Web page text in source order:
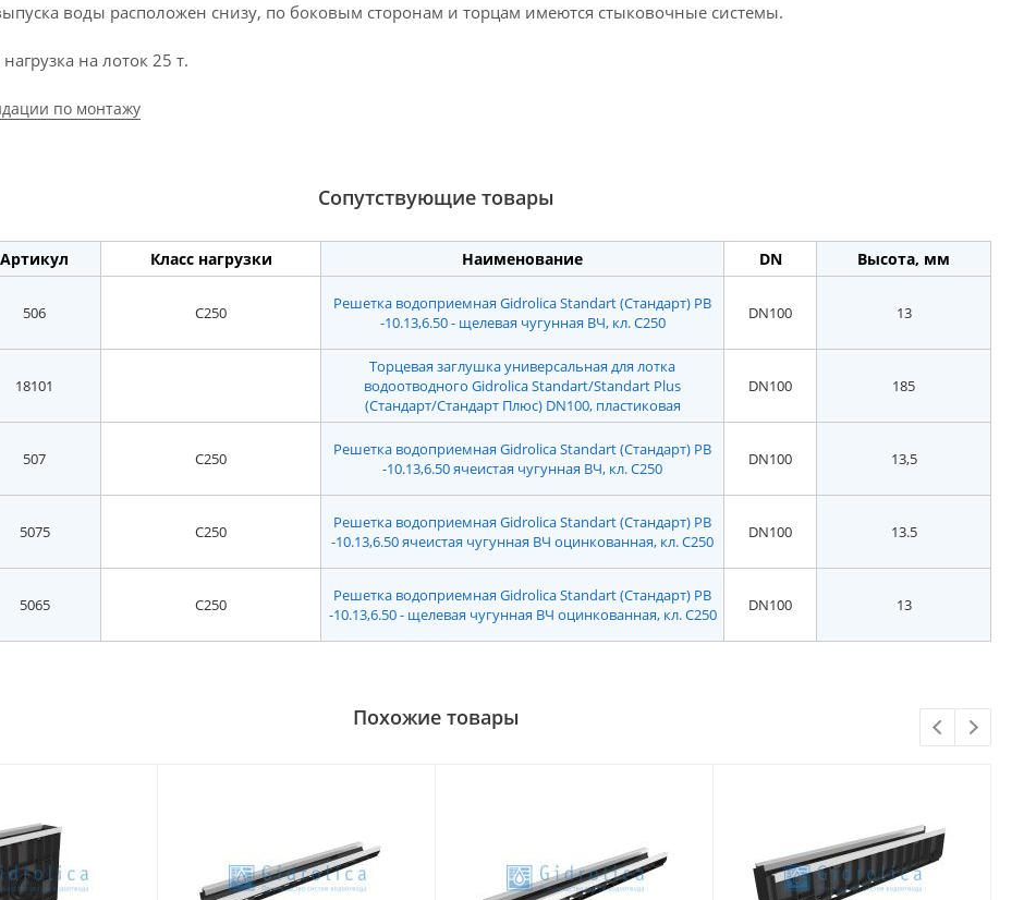
воды расположен снизу, по боковым сторонам и торцам имеются стыковочные системы.
на лоток 25 т.
по монтажу
Сопутствующие товары
Артикул Класс нагрузки Наименование DN Высота, мм
506 C250
Решетка водоприемная Gidrolica Standart (Стандарт) РВ
-10.13,6.50 - щелевая чугунная ВЧ, кл. С250
DN100 13
18101
Торцевая заглушка универсальная для лотка
водоотводного Gidrolica Standart/Standart Plus
(Стандарт/Стандарт Плюс) DN100, пластиковая
DN100 185
507 C250
Решетка водоприемная Gidrolica Standart (Стандарт) РВ
-10.13,6.50 ячеистая чугунная ВЧ, кл. С250
DN100 13,5
5075 C250
Решетка водоприемная Gidrolica Standart (Стандарт) РВ
-10.13,6.50 ячеистая чугунная ВЧ оцинкованная, кл. С250
DN100 13.5
5065 C250
Решетка водоприемная Gidrolica Standart (Стандарт) РВ
-10.13,6.50 - щелевая чугунная ВЧ оцинкованная, кл. С250
DN100 13
Похожие товары